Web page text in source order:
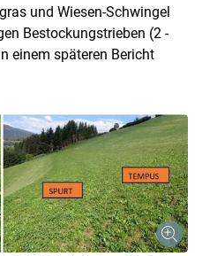
und Wiesen-Schwingel
Bestockungstrieben (2 -
einem späteren Bericht